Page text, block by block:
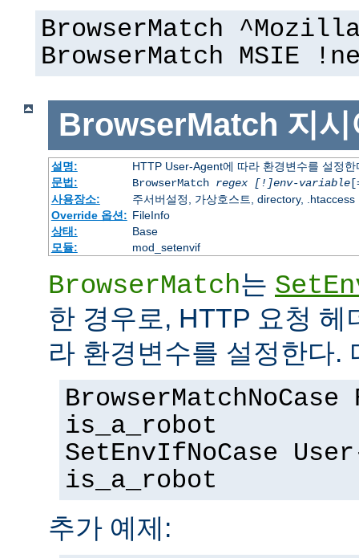
BrowserMatch
BrowserMatch MSIE
BrowserMatch 지시
설명:
HTTP User-Agent에 따라 환경변수를 설정한
문법:
BrowserMatch regex [!]env-variable
사용장소:
주서버설정, 가상호스트, directory, .htaccess
Override 옵션: FileInfo
상태:
Base
모듈:
mod_setenvif
BrowserMatch는
한 경우로, HTTP 요청
라 환경변수를 설정한다.
BrowserMatchNoCase
is_a_robot
SetEnvIfNoCase
is_a_robot
추가 예제: